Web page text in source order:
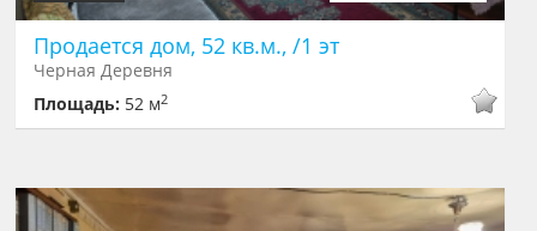
Продается дом, 52 кв.м., /1 эт
Черная Деревня
Площадь: 52 м2